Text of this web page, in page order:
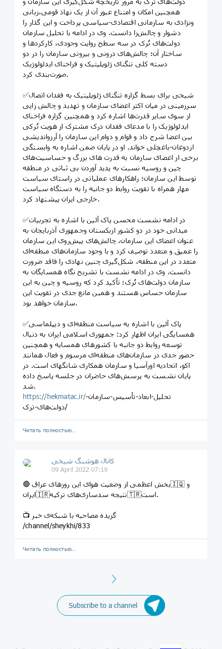
همچنین امکان و امتناع عبور آن از یک نهاد قومی،زبانی
ونژادی به سازمانی اقتصادی-سیاسی پرداخت و این گذار را
دشوار و چالش‌زا دانست. وی در ادامه با تحلیل سازمان
دولت‌های تُرک در سه سطح روایت وجودی، کارکردها و
ساختار آن؛ چالش‌های درونی و بیرونی سازمان را در دو
دسته کلی تنگنای ژئوپلیتیک و فراخنای ایدئولوژیک
صورت‌بندی کرد.
✅شیخی برای بسط گزاره تنگنای ژئوپلیتیک به فقدان اتصال
سرزمینی در میان اکثر اعضای سازمان و تهدید و چالش زایی
از سوی سایر قدرت‌ها اشاره کرد و همچنین گزاره فراخنای
ایدئولوژیک را با مدعای فقدان درک مشترک از هویت تُرکی
بین اعضا شرح داد و قوام و دوام این سازمان را آرزواندیشی
اردوغان-باغچلی خواند. او در پایان ضمن اشاره به وابستگی
برخی از اعضای سازمان به قدرت های بزرگ و حساسیت‌های
چین و روسیه نسبت به پدید آوردن بی ثباتی در منطقه
توسط این سازمان؛ راهکارهای عملیاتی در راستای سیاست
مهار همراه با تقویت روابط دو جانبه را به دستگاه سیاست
خارجی ایران پیشنهاد کرد.
✅در ادامه نشست محسن پاک آئین با اشاره به تجربیات
میدانی خود در دو کشور ازبکستان وجمهوری آذربایجان به
عنوان اعضای این سازمان، چالش‌های پیش‌روی این سازمان
را عمیق و متعدد توصیف کرد و با وجود سازمان‌های منطقه‌ای
متعدد در این منطقه، شکل‌گیری چنین نهادی را فاقد ضرورت
دانست. وی در ادامه نشست با تشریح نگاه همسایگان به
سازمان دولت‌های تُرک؛ تأکید کرد که روسیه و چین به این
سازمان حساس هستند و همین مانع جدی در تقویت این
سازمان خواهد بود.
✅پاک آئین با اشاره به سیاست منطقه‌ای و دیپلماسی
همسایگی ایران اظهار کرد: جمهوری اسلامی ایران به دنبال
توسعه روابط دو جانبه با کشورهای همسایه و همچنین
حضور جدی در سازمان‌های منطقه‌ای مرسوم و فعال همانند
اکو، اتحادیه اورآسیا و سازمان همکاری شانگهای است. در
پایان نشست به پرسش‌های حاضران در جلسه پاسخ داده
شد.
https://hekmatac.ir/تحلیل-ابعاد-تأسیس-سازمان-
دولت‌های-ترک/
Читать полностью…
️️كانال هوشنگ شیخی️
09 April 2022 07:19
🔴 بخش اعظمی از وضعیت هوای این روزهای عراق🇮🇶 و
ایران🇮🇷نتیجه سدسازی‌های ترکیه🇹🇷است.
📺 گزیده مصاحبه با شبکه‌‌ی خبر
/channel/sheykhi/833
Читать полностью…
Next
Subscribe to a channel